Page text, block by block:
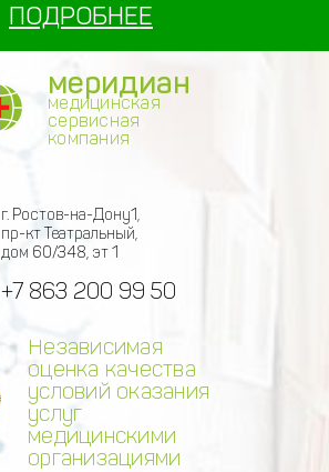
ПОДРОБНЕЕ
меридиан
медицинская
сервисная
компания
г. Ростов-на-Дону1,
пр-кт Театральный,
дом 60/348, эт 1
+7 863 200 99 50
Независимая
оценка качества
условий оказания
услуг
медицинскими
организациями